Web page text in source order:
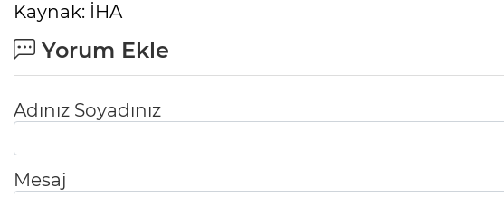
Kaynak: İHA
Yorum Ekle
Adınız Soyadınız
Mesaj